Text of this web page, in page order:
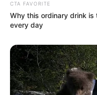
CTA FAVORITE
Why this ordinary drink
every day